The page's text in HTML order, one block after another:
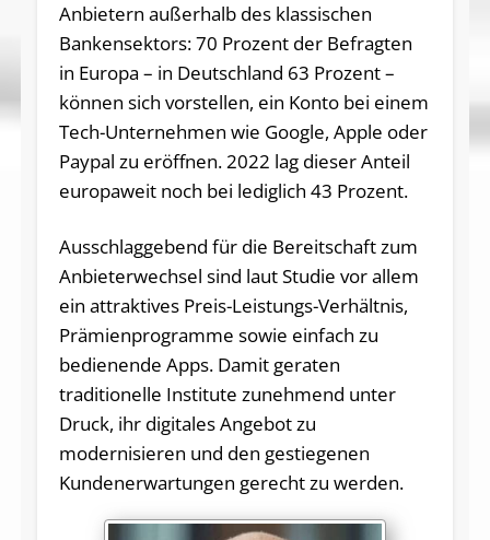
Anbietern außerhalb des klassischen
Bankensektors: 70 Prozent der Befragten
in Europa – in Deutschland 63 Prozent –
können sich vorstellen, ein Konto bei einem
Tech-Unternehmen wie Google, Apple oder
Paypal zu eröffnen. 2022 lag dieser Anteil
europaweit noch bei lediglich 43 Prozent.
Ausschlaggebend für die Bereitschaft zum
Anbieterwechsel sind laut Studie vor allem
ein attraktives Preis-Leistungs-Verhältnis,
Prämienprogramme sowie einfach zu
bedienende Apps. Damit geraten
traditionelle Institute zunehmend unter
Druck, ihr digitales Angebot zu
modernisieren und den gestiegenen
Kundenerwartungen gerecht zu werden.